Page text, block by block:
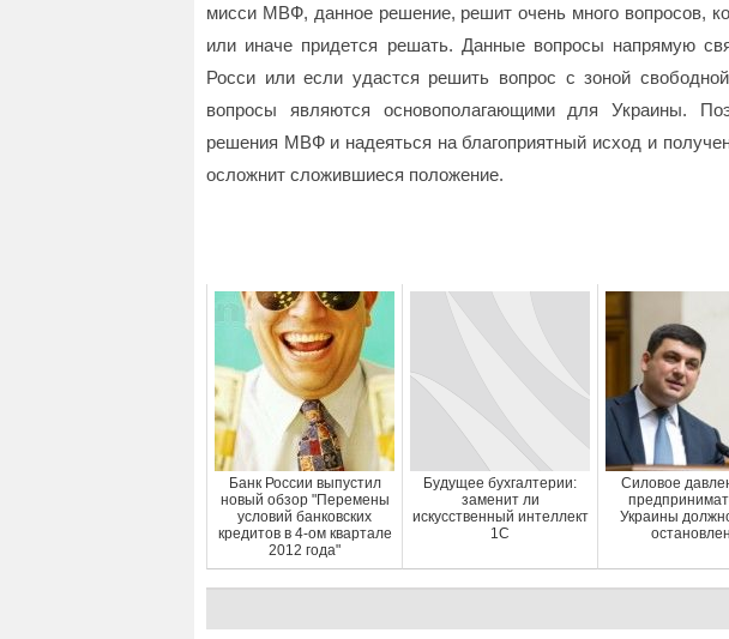
мисси МВФ, данное решение, решит очень много вопросов,
или иначе придется решать. Данные вопросы напрямую
Росси или если удастся решить вопрос с зоной
вопросы являются основополагающими для Украины.
решения МВФ и надеяться на благоприятный исход и
осложнит сложившиеся положение.
Банк России выпустил
новый обзор "Перемены
условий банковских
кредитов в 4-ом квартале
2012 года"
Будущее бухгалтерии:
заменит ли
искусственный интеллект
1С
Силовое
Украины